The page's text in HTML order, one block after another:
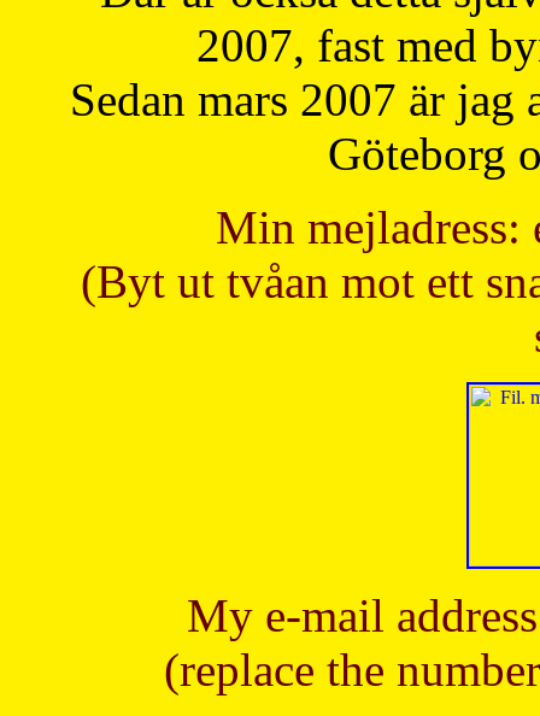
2007, fast med
Sedan mars 2007 är
Göteborg
Min mejladress:
(Byt ut tvåan mot ett
My e-mail
(replace the